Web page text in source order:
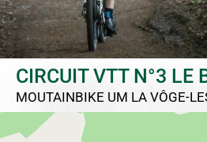
CIRCUIT VTT N°3 LE
MOUTAINBIKE UM LA VÔGE-